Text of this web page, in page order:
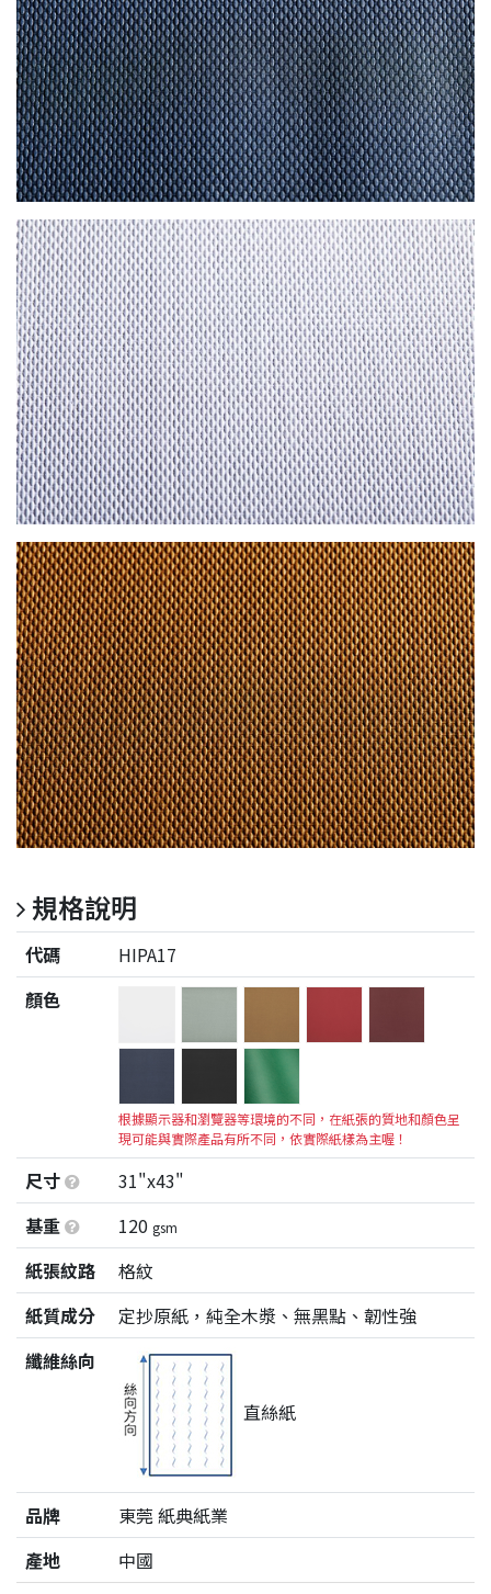
規格說明
代碼
HIPA17
顏色
根據顯示器和瀏覽器等環境的不同，在紙張的質地和顏色呈
現可能與實際產品有所不同，依實際紙樣為主喔！
尺寸
31"x43"
基重
120 gsm
紙張紋路
格紋
紙質成分
定抄原紙，純全木漿、無黑點、韌性強
纖維絲向
直絲紙
品牌
東莞 紙典紙業
產地
中國